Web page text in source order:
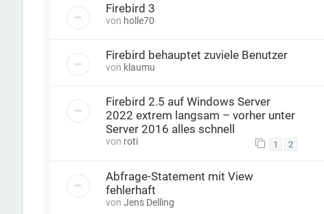
Firebird 3
von holle70
Firebird behauptet zuviele Benutzer
von klaumu
Firebird 2.5 auf Windows Server
2022 extrem langsam – vorher unter
Server 2016 alles schnell
von roti 1 2
Abfrage-Statement mit View
fehlerhaft
von Jens Delling